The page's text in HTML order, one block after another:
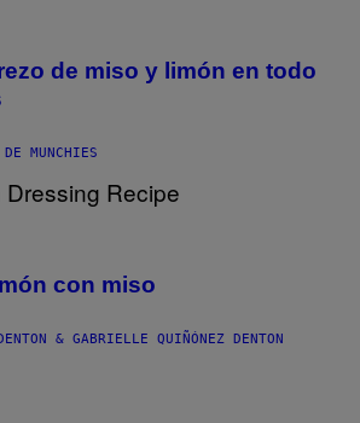
de miso y limón en todo
MUNCHIES
con miso
& GABRIELLE QUIÑÓNEZ DENTON